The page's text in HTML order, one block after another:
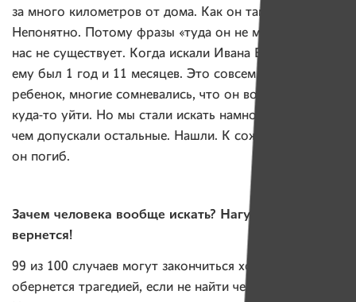
за много километров от дома. Как он там оказался?
Непонятно. Потому фразы «туда он не мог пойти» для
нас не существует. Когда искали Ивана Волошина,
ему был 1 год и 11 месяцев. Это совсем маленький
ребенок, многие сомневались, что он вообще мог
куда-то уйти. Но мы стали искать намного дальше,
чем допускали остальные. Нашли. К сожалению,
он погиб.
Зачем человека вообще искать? Нагуляется и сам
вернется!
99 из 100 случаев могут закончиться хорошо, а один
обернется трагедией, если не найти человека вовремя.